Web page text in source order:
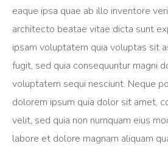
eaque ipsa quae ab illo inventore
architecto beatae vitae dicta sunt
ipsam voluptatem quia voluptas sit
fugit, sed quia consequuntur magni
voluptatem sequi nesciunt. Neque
dolorem ipsum quia dolor sit amet,
velit, sed quia non numquam eius
labore et dolore magnam aliquam